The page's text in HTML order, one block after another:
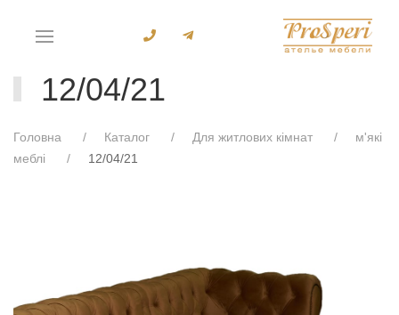
12/04/21
Головна Каталог Для житлових кімнат
м'які
меблі
12/04/21